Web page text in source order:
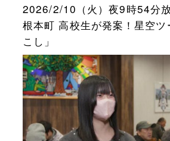
2026/2/10（火）夜9時54分
根本町 高校生が発案！星空ツ
こし」